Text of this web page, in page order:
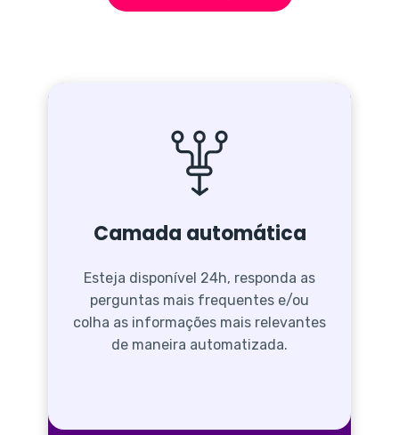
Camada automática
Esteja disponível 24h, responda as
perguntas mais frequentes e/ou
colha as informações mais relevantes
de maneira automatizada.